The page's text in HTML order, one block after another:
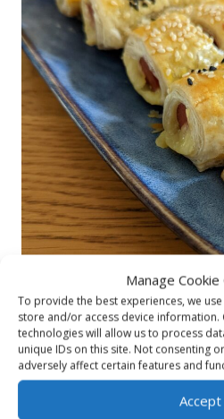
Manage
To provide the best experiences, we
store and/or access device information.
technologies will allow us to process
unique IDs on this site. Not consenting
adversely affect certain features and
Accept
Bladerdeeg rolletjes
Hartige feestelijke hapjes
aardappel, spinazie of gehakt!